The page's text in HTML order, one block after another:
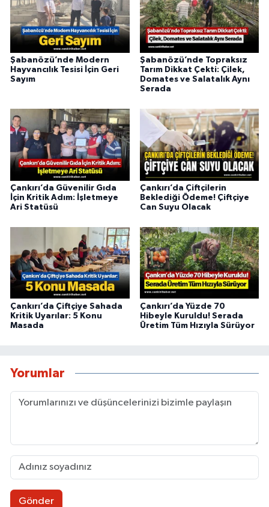
Şabanözü’nde Modern
Hayvancılık Tesisi İçin Geri
Sayım
Şabanözü’nde Topraksız
Tarım Dikkat Çekti: Çilek,
Domates ve Salatalık Aynı
Serada
Çankırı’da Güvenilir Gıda
İçin Kritik Adım: İşletmeye
Ari Statüsü
Çankırı’da Çiftçilerin
Beklediği Ödeme! Çiftçiye
Can Suyu Olacak
Çankırı’da Çiftçiye Sahada
Kritik Uyarılar: 5 Konu
Masada
Çankırı’da Yüzde 70
Hibeyle Kuruldu! Serada
Üretim Tüm Hızıyla Sürüyor
Yorumlar
Gönder